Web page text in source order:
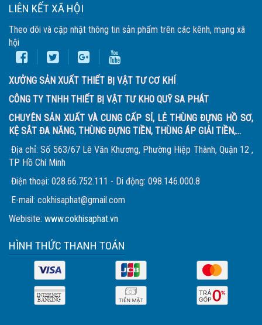
LIÊN KẾT XÃ HỘI
Theo dõi và cập nhật thông tin sản phẩm trên các kênh, mạng xã
hội
XƯỞNG SẢN XUẤT THIẾT BỊ VẬT TƯ CƠ KHÍ
CÔNG TY TNHH THIẾT BỊ VẬT TƯ KHO QUỸ SA PHÁT
CHUYÊN SẢN XUẤT VÀ CUNG CẤP SỈ, LẺ THÙNG ĐỰNG HỒ SƠ,
KỆ SẮT ĐA NĂNG, THÙNG ĐỰNG TIỀN, THÙNG ÁP GIẢI TIỀN,...
Địa chỉ: Số 563/67 Lê Văn Khương, Phường Hiệp Thành, Quận 12 ,
TP Hồ Chí Minh
Điện thoại: 028.66.752.111 - Di động: 098.146.000.8
E-mail: cokhisaphat@gmail.com
Webisite: www.cokhisaphat.vn
HÌNH THỨC THANH TOÁN